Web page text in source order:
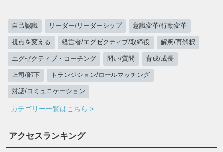
自己認識 リーダー/リーダーシップ 意識変革/行動変革
視点を変える 経営者/エグゼクティブ/取締役 解釈/再解釈
エグゼクティブ・コーチング 問い/質問 育成/成長
上司/部下 トランジション/ロールマッチング
対話/コミュニケーション
カテゴリー一覧はこちら >
アクセスランキング